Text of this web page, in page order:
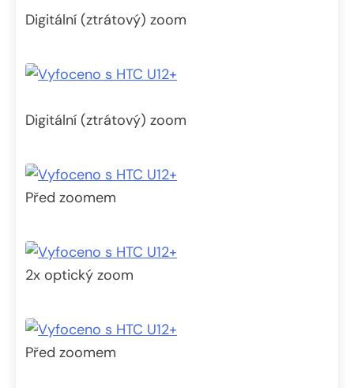
Digitální (ztrátový) zoom
Digitální (ztrátový) zoom
Před zoomem
2x optický zoom
Před zoomem